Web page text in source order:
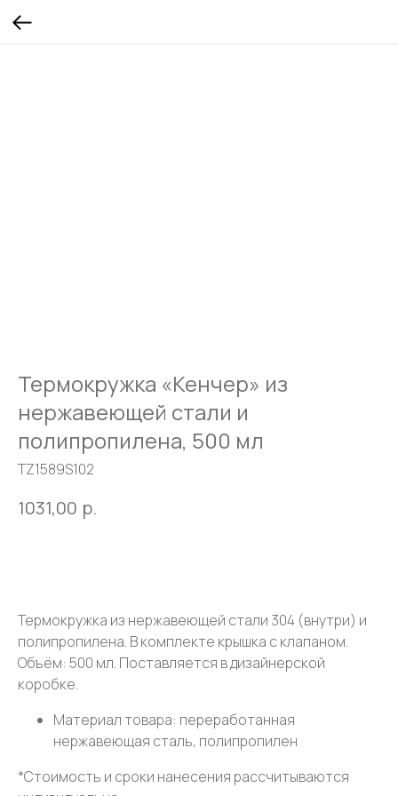
Термокружка «Кенчер» из
нержавеющей стали и
полипропилена, 500 мл
TZ1589S102
1031,00 р.
Термокружка из нержавеющей стали 304 (внутри) и
полипропилена. В комплекте крышка с клапаном.
Объём: 500 мл. Поставляется в дизайнерской
коробке.
Материал товара: переработанная
нержавеющая сталь, полипропилен
*Стоимость и сроки нанесения рассчитываются